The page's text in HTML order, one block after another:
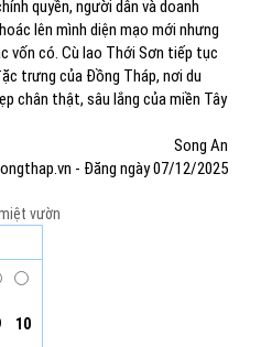
quyền, người dân và doanh
lên mình diện mạo mới nhưng
vốn có. Cù lao Thới Sơn tiếp tục
trưng của Đồng Tháp, nơi du
chân thật, sâu lắng của miền Tây
Song An
- Đăng ngày 07/12/2025
vườn
10